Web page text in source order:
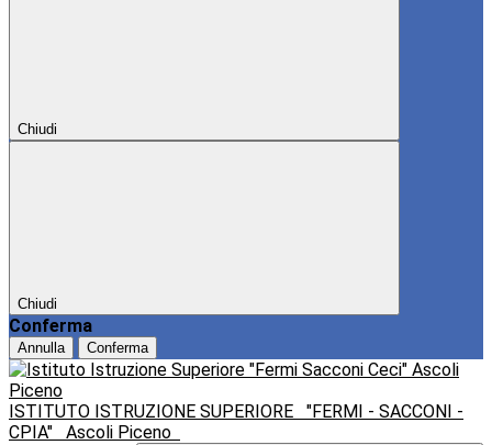
Chiudi
Chiudi
Conferma
Annulla Conferma
ISTITUTO ISTRUZIONE SUPERIORE
"FERMI - SACCONI -
CPIA"
Ascoli Piceno